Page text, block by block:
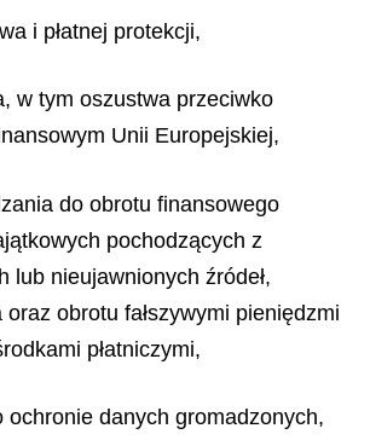
i płatnej protekcji,
w tym oszustwa przeciwko
Unii Europejskiej,
do obrotu finansowego
pochodzących z
lub nieujawnionych źródeł,
oraz obrotu fałszywymi pieniędzmi
płatniczymi,
ochronie danych gromadzonych,